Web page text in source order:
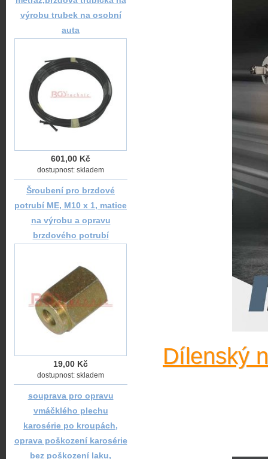
Dílenský
výrobu trubek na osobní
auta
601,00 Kč
dostupnost: skladem
Šroubení pro brzdové
potrubí ME, M10 x 1, matice
na výrobu a opravu
brzdového potrubí
19,00 Kč
dostupnost: skladem
souprava pro opravu
vmáčklého plechu
karosérie po kroupách,
oprava poškození karosérie
bez poškození laku,